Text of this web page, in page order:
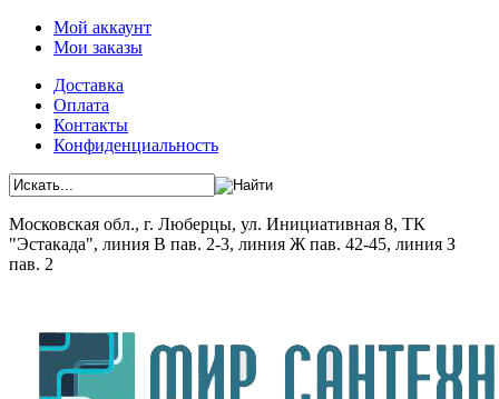
Мой аккаунт
Мои заказы
Доставка
Оплата
Контакты
Конфиденциальность
Московская обл., г. Люберцы, ул. Инициативная 8, ТК
"Эстакада", линия В пав. 2-3, линия Ж пав. 42-45, линия З
пав. 2